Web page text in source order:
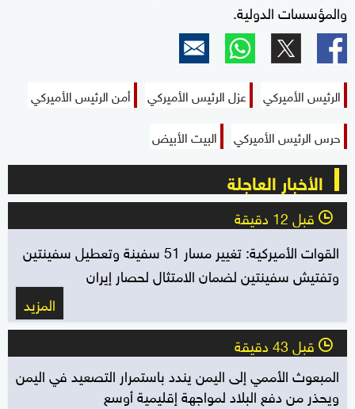
والمؤسسات الدولية.
الرئيس الأميركي عزل الرئيس الأميركي
أمن الرئيس الأميركي
حرس الرئيس الأميركي
البيت الأبيض
الأخبار العاجلة
l قبل 12 دقيقة
القوات الأميركية: تغيير مسار 51 سفينة وتعطيل سفينتين
وتفتيش سفينتين لضمان الامتثال لحصار إيران
المزيد
l قبل 43 دقيقة
المبعوث الأممي إلى اليمن يندد باستمرار التصعيد في اليمن
ويحذر من دفع البلاد لمواجهة إقليمية أوسع